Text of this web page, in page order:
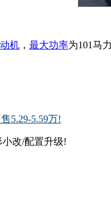
机 ， 最大功率为101马
5.29-5.59万!
改/配置升级!